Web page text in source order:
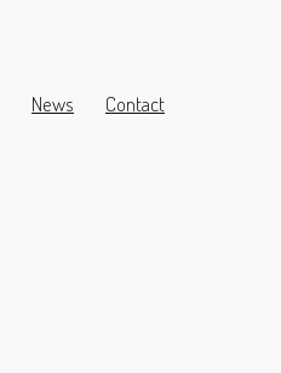
News Contact